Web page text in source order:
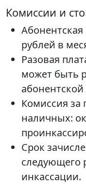
Комиссии и
рублей в
Разовая
может быть
Комиссия за
наличных:
Срок
следующего
инкассации.